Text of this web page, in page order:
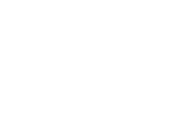
für personalisierte Werbung
zur Auswahl personalisierter Werbung